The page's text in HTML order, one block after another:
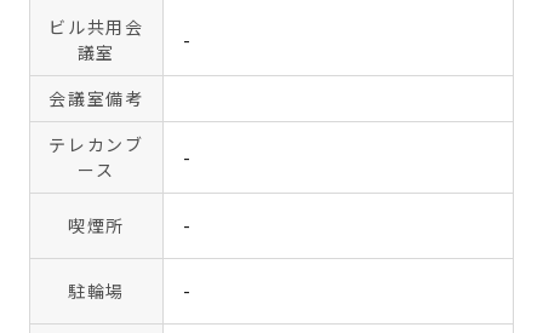
ビル共用会
議室
-
会議室備考
テレカンブ
ース
-
喫煙所 -
駐輪場 -